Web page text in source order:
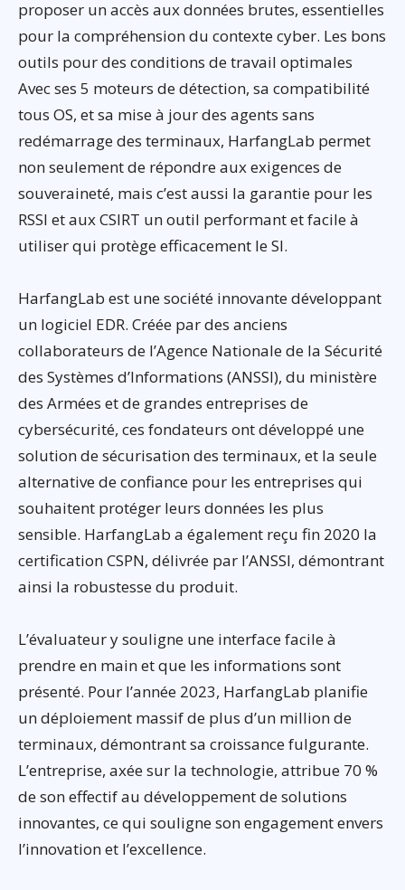
proposer un accès aux données brutes, essentielles
pour la compréhension du contexte cyber. Les bons
outils pour des conditions de travail optimales
Avec ses 5 moteurs de détection, sa compatibilité
tous OS, et sa mise à jour des agents sans
redémarrage des terminaux, HarfangLab permet
non seulement de répondre aux exigences de
souveraineté, mais c’est aussi la garantie pour les
RSSI et aux CSIRT un outil performant et facile à
utiliser qui protège efficacement le SI.
HarfangLab est une société innovante développant
un logiciel EDR. Créée par des anciens
collaborateurs de l’Agence Nationale de la Sécurité
des Systèmes d’Informations (ANSSI), du ministère
des Armées et de grandes entreprises de
cybersécurité, ces fondateurs ont développé une
solution de sécurisation des terminaux, et la seule
alternative de confiance pour les entreprises qui
souhaitent protéger leurs données les plus
sensible. HarfangLab a également reçu fin 2020 la
certification CSPN, délivrée par l’ANSSI, démontrant
ainsi la robustesse du produit.
L’évaluateur y souligne une interface facile à
prendre en main et que les informations sont
présenté. Pour l’année 2023, HarfangLab planifie
un déploiement massif de plus d’un million de
terminaux, démontrant sa croissance fulgurante.
L’entreprise, axée sur la technologie, attribue 70 %
de son effectif au développement de solutions
innovantes, ce qui souligne son engagement envers
l’innovation et l’excellence.